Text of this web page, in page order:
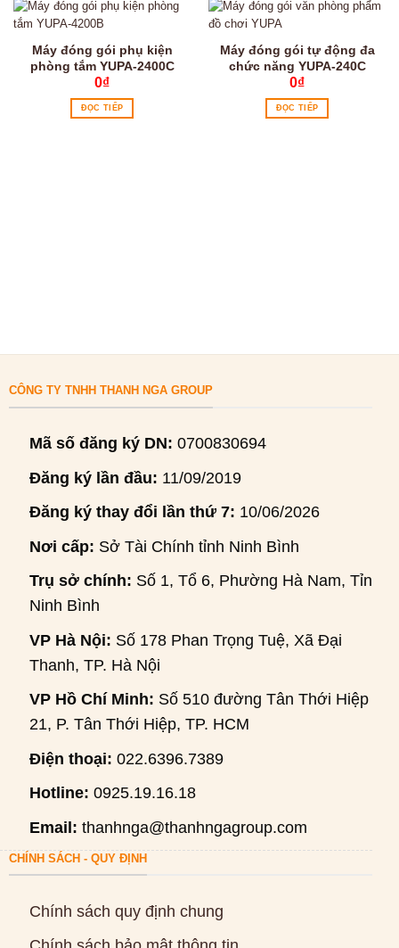
Máy đóng gói phụ kiện
phòng tắm YUPA-2400C
0₫
ĐỌC TIẾP
Máy đóng gói tự động đa
chức năng YUPA-240C
0₫
ĐỌC TIẾP
CÔNG TY TNHH THANH NGA GROUP
Mã số đăng ký DN: 0700830694
Đăng ký lần đầu: 11/09/2019
Đăng ký thay đổi lần thứ 7: 10/06/2026
Nơi cấp: Sở Tài Chính tỉnh Ninh Bình
Trụ sở chính: Số 1, Tổ 6, Phường Hà Nam, Tỉnh
Ninh Bình
VP Hà Nội: Số 178 Phan Trọng Tuệ, Xã Đại
Thanh, TP. Hà Nội
VP Hồ Chí Minh: Số 510 đường Tân Thới Hiệp
21, P. Tân Thới Hiệp, TP. HCM
Điện thoại: 022.6396.7389
Hotline: 0925.19.16.18
Email: thanhnga@thanhngagroup.com
CHÍNH SÁCH - QUY ĐỊNH
Chính sách quy định chung